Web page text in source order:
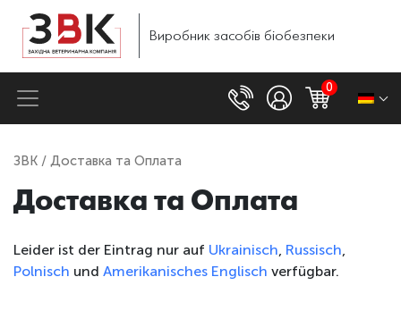
Виробник засобів біобезпеки
0
ЗВК / Доставка та Оплата
Доставка та Оплата
Leider ist der Eintrag nur auf Ukrainisch Russisch
Polnisch und Amerikanisches Englisch verfügbar.